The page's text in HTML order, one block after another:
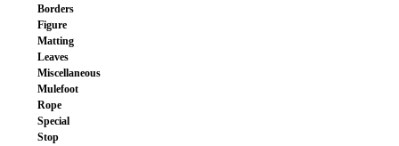
Borders
Figure
Matting
Leaves
Miscellaneous
Mulefoot
Rope
Special
Stop